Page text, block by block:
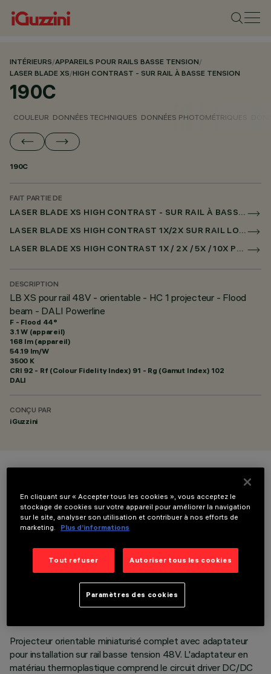
INTÉRIEURS/APPAREILS POUR RAILS BASSE TENSION/
LASER BLADE XS/HIGH CONTRAST - SUR RAIL À BASSE TENSION
190C
COULEUR DONNÉES TECHNIQUES DONNÉES PHOTOMÉTRIQUES
190C
FAIT PARTIE DE
LASER BLADE XS HIGH CONTRAST - SUR RAIL À BASSE TENSION
LASER BLADE XS HIGH CONTRAST 1X/2X SUR RAIL LOW VOLTAGE DALI POWERLINE
LASER BLADE XS HIGH CONTRAST 1X / 2X / 5X / 10X POUR SUPERRAIL DALI POWERLINE
DESCRIPTION
LB XS pour rail 48V - orientable - HC 1 projecteur - Flood
beam - DALI Powerline
F - Flood 44°
3.1 W (appareil)
168 lm (appareil)
54.19 lm/W
3500 K
CRI 92 - Rf (Colour Fidelity Index) 91 - Rg (Gamut Index) 102
DALI
CONÇU PAR
iGuzzini
DONNÉES TECHNIQUES
Projecteur orientable miniaturisé complet avec adaptateur
pour installation sur rail basse tension 48V. L'adaptateur en
matériau thermoplastique comprend le circuit driver DC/DC
En cliquant sur « Accepter tous les cookies », vous acceptez le
stockage de cookies sur votre appareil pour améliorer la navigation
sur le site, analyser son utilisation et contribuer à nos efforts de
marketing.
Plus d’informations
Tout refuser Autoriser tous les cookies
Paramètres des cookies